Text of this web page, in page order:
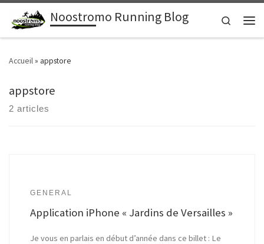
Passer au contenuNoostromo Running Blog
Search
Accueil» appstore
appstore
2 articles
GENERAL
Application iPhone « Jardins de Versailles »
Je vous en parlais en début d’année dans ce billet : Le